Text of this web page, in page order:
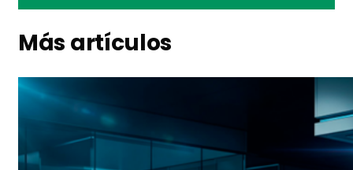
Más artículos